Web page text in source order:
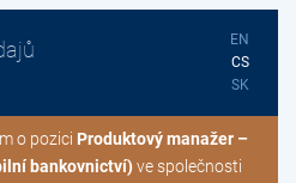
EN
CS
SK
o pozici Produktový manažer –
bankovnictví)ve společnosti